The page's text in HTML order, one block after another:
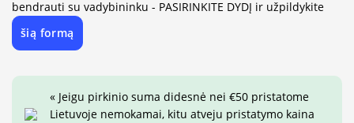
bendrauti su vadybininku - PASIRINKITE DYDĮ ir užpildykite
šią formą
« Jeigu pirkinio suma didesnė nei €50 pristatome
Lietuvoje nemokamai, kitu atveju pristatymo kaina